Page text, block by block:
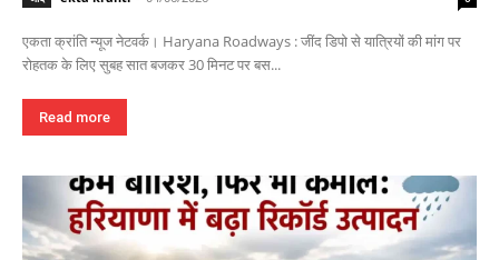
एकता क्रांति न्यूज नेटवर्क। Haryana Roadways : जींद डिपो से यात्रियों की मांग पर
रोहतक के लिए सुबह सात बजकर 30 मिनट पर बस...
Read more